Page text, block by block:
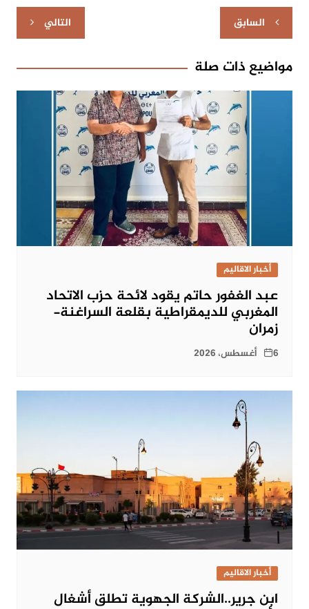
تصفّح
المقالات
السابق التالي
مواضيع ذات صلة
أخبار الاقاليم
عبد الغفور حاتم يقود لائحة حزب الاتحاد
المغربي للديمقراطية بقلعة السراغنة-
زمران
6 أغسطس، 2026
أخبار الاقاليم
ابن جرير..الشركة الجهوية تطلق أشغال